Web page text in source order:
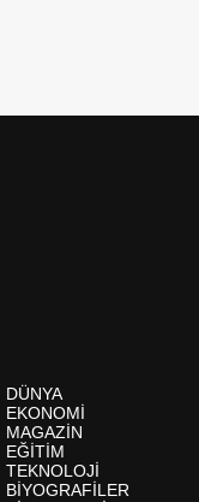
DÜNYA
EKONOMİ
MAGAZİN
EĞİTİM
TEKNOLOJİ
BİYOGRAFİLER